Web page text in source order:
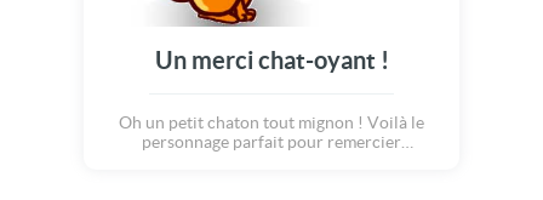
Un merci chat-oyant !
Oh un petit chaton tout mignon ! Voilà le
personnage parfait pour remercier